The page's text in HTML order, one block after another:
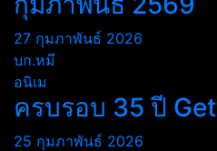
27 กุมภาพันธ์ 2026
บก.หมี
อนิเม
ครบรอบ 35 ปี
25 กุมภาพันธ์ 2026